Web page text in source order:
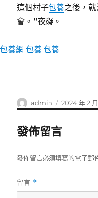
這個村子包養之後，
會。”夜礙。
包養網 包養 包養
作
者
admin
發
佈
2024 年 2
發佈留言
發佈留言必須填寫的電子郵
留言 *